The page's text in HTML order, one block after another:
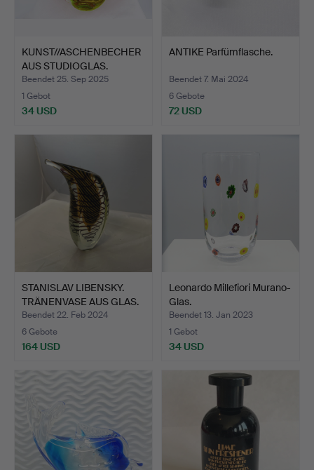
KUNST//ASCHENBECHER
AUS STUDIOGLAS.
Beendet 25. Sep 2025
1 Gebot
34 USD
ANTIKE Parfümflasche.
Beendet 7. Mai 2024
6 Gebote
72 USD
STANISLAV LIBENSKY.
TRÄNENVASE AUS GLAS.
Beendet 22. Feb 2024
6 Gebote
164 USD
Leonardo Millefiori Murano-
Glas.
Beendet 13. Jan 2023
1 Gebot
34 USD